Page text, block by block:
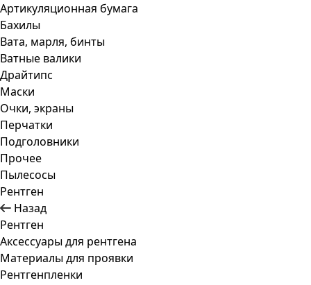
Артикуляционная бумага
Бахилы
Вата, марля, бинты
Ватные валики
Драйтипс
Маски
Очки, экраны
Перчатки
Подголовники
Прочее
Пылесосы
Рентген
Назад
Рентген
Аксессуары для рентгена
Материалы для проявки
Рентгенпленки